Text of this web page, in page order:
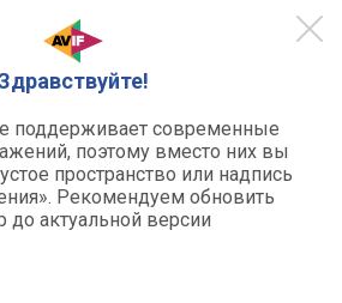
поддерживает современные
поэтому вместо них вы
пространство или надпись
Рекомендуем обновить
до актуальной версии
конденсаторный
mini-Jack 3.5 мм TRS
однонаправленный